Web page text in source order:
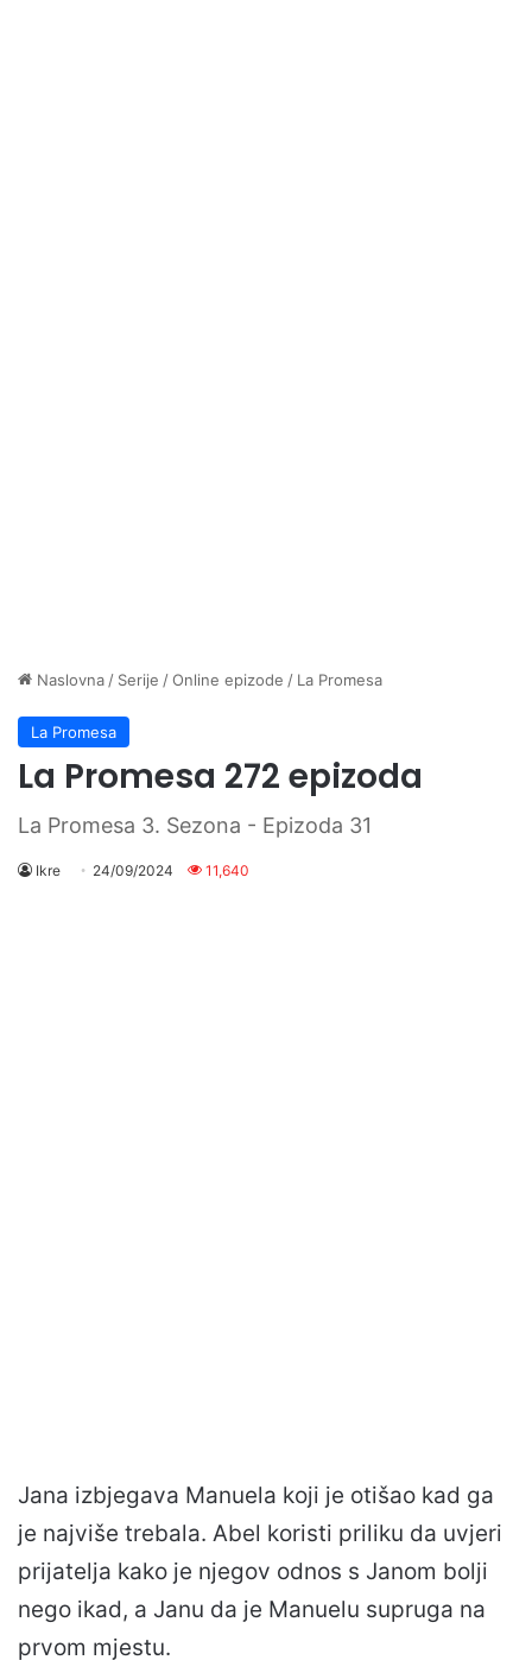
Naslovna / Serije /Online epizode / La Promesa
La Promesa
La Promesa 272 epizoda
La Promesa 3. Sezona - Epizoda 31
Ikre 24/09/2024 11,640
Jana izbjegava Manuela koji je otišao kad ga
je najviše trebala. Abel koristi priliku da uvjeri
prijatelja kako je njegov odnos s Janom bolji
nego ikad, a Janu da je Manuelu supruga na
prvom mjestu.